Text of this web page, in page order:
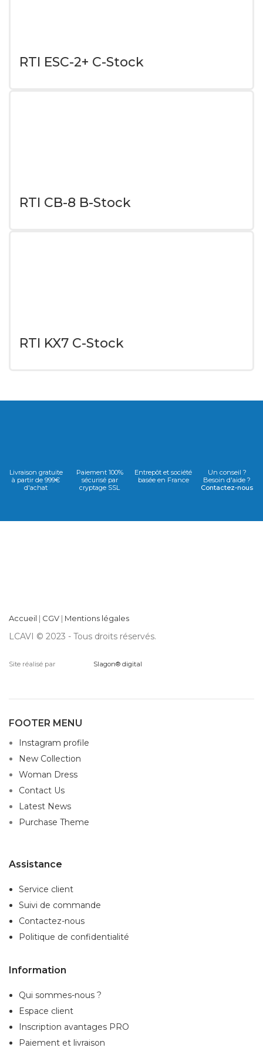
RTI ESC-2+ C-Stock
RTI CB-8 B-Stock
RTI KX7 C-Stock
Livraison gratuite
à partir de 999€
d'achat
Paiement 100%
sécurisé par
cryptage SSL
Entrepôt et société
basée en France
Un conseil ?
Besoin d'aide ?
Contactez-nous
Accueil | CGV | Mentions légales
LCAVI © 2023 - Tous droits réservés.
Site réalisé par Slagon® digital
FOOTER MENU
Instagram profile
New Collection
Woman Dress
Contact Us
Latest News
Purchase Theme
Assistance
Service client
Suivi de commande
Contactez-nous
Politique de confidentialité
Information
Qui sommes-nous ?
Espace client
Inscription avantages PRO
Paiement et livraison